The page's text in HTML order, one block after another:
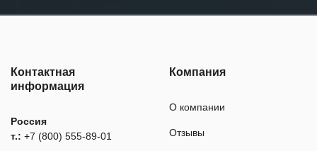
Контактная
информация
Россия
т.: +7 (800) 555-89-01
Компания
О компании
Отзывы